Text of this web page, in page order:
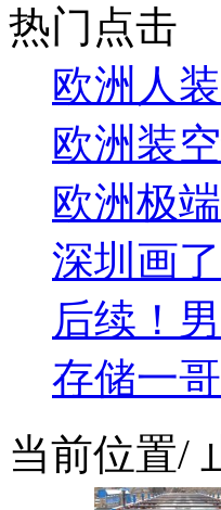
热门点击
欧洲人
欧洲装
欧洲极
深圳画
后续！
存储一
当前位置/